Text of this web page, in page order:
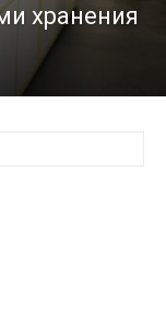
хранения